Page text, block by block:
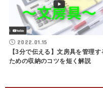
2022.01.15
【3分で伝える】文房具を管理す
ための収納のコツを短く解説